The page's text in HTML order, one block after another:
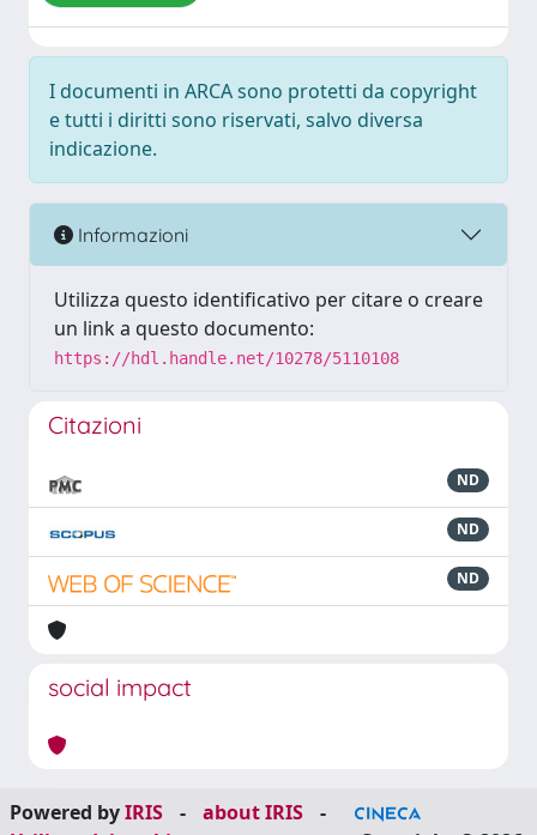
I documenti in ARCA sono protetti da copyright
e tutti i diritti sono riservati, salvo diversa
indicazione.
Informazioni
Utilizza questo identificativo per citare o creare
un link a questo documento:
https://hdl.handle.net/10278/5110108
Citazioni
ND
ND
ND
social impact
Powered byIRIS - about IRIS
-